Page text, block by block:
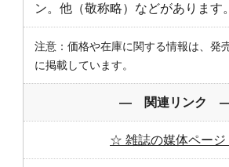
ン。他（敬称略）などがあります。
注意：価格や在庫に関する情報は、発
に掲載しています。
― 関連リンク
☆ 雑誌の媒体ペー